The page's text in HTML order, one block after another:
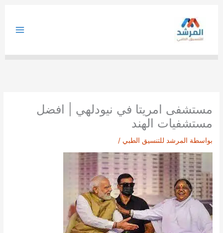
مستشفى امريتا في نيودلهي | افضل
مستشفيات الهند
بواسطة المرشد للتنسيق الطبي/